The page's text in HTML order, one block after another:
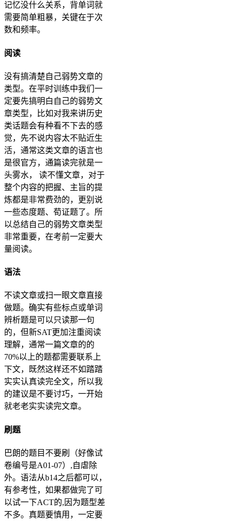
记忆没什么关系，背单词就
需要简单粗暴，关键在于次
数和频率。
阅读
没有搞清楚自己弱势文章的
类型。在平时训练中我们一
定要先搞明白自己的弱势文
章类型，比如对我来讲历史
类话题会有种看不下去的感
觉，先不说内容太不贴近生
活，通常这类文章的语言也
是很官方，通篇读完就是一
头雾水， 读不懂文章，对于
整个内容的把握、主旨的提
炼都是非常费劲的，更别说
一些态度题、荀证题了。所
以总结自己的弱势文章类型
非常重要，在考前一定要大
量阅读。
语法
不读文章或扫一眼文章直接
做题。确实有些标点或单词
辨析题是可以只读那一句
的，但新SAT更加注重阅读
理解，通常一篇文章的的
70%以上的题都需要联系上
下文，既然这样还不如踏踏
实实认真读完全文，所以我
的建议是不要讨巧，一开始
就老老实实读完文章。
刷题
巴朗的题目不要刷（好像试
卷编号是A01-07）,自虐除
外。语法从b14之后都可以，
有参考性，如果都做完了可
以试一下ACT的,因为题型差
不多。真题要慎用，一定要